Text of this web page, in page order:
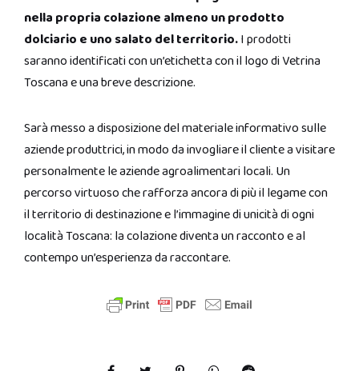
nella propria colazione almeno un prodotto
dolciario e uno salato del territorio.I prodotti
saranno identificati con un’etichetta con il logo di Vetrina
Toscana e una breve descrizione.
Sarà messo a disposizione del materiale informativo sulle
aziende produttrici, in modo da invogliare il cliente a visitare
personalmente le aziende agroalimentari locali. Un
percorso virtuoso che rafforza ancora di più il legame con
il territorio di destinazione e l’immagine di unicità di ogni
località Toscana: la colazione diventa un racconto e al
contempo un’esperienza da raccontare.